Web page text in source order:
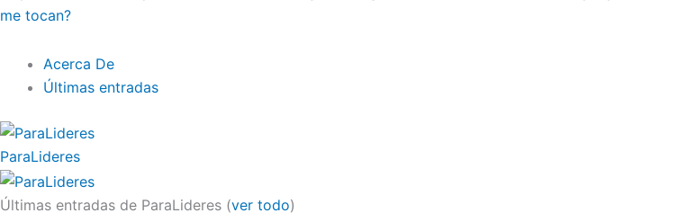
me tocan?
Acerca De
Últimas entradas
ParaLideres
Últimas entradas de ParaLideres (ver todo)